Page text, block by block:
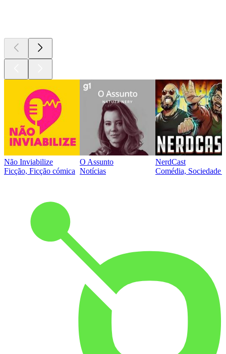
Não Inviabilize
Ficção, Ficção cómica
O Assunto
Notícias
NerdCast
Comédia, Sociedade